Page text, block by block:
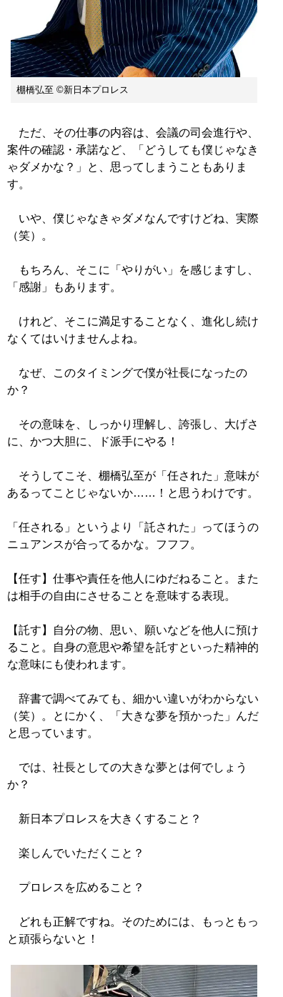
棚橋弘至 ©新日本プロレス
ただ、その仕事の内容は、会議の司会進行や、
案件の確認・承諾など、「どうしても僕じゃなき
ゃダメかな？」と、思ってしまうこともありま
す。
いや、僕じゃなきゃダメなんですけどね、実際
（笑）。
もちろん、そこに「やりがい」を感じますし、
「感謝」もあります。
けれど、そこに満足することなく、進化し続け
なくてはいけませんよね。
なぜ、このタイミングで僕が社長になったの
か？
その意味を、しっかり理解し、誇張し、大げさ
に、かつ大胆に、ド派手にやる！
そうしてこそ、棚橋弘至が「任された」意味が
あるってことじゃないか……！と思うわけです。
「任される」というより「託された」ってほうの
ニュアンスが合ってるかな。フフフ。
【任す】仕事や責任を他人にゆだねること。また
は相手の自由にさせることを意味する表現。
【託す】自分の物、思い、願いなどを他人に預け
ること。自身の意思や希望を託すといった精神的
な意味にも使われます。
辞書で調べてみても、細かい違いがわからない
（笑）。とにかく、「大きな夢を預かった」んだ
と思っています。
では、社長としての大きな夢とは何でしょう
か？
新日本プロレスを大きくすること？
楽しんでいただくこと？
プロレスを広めること？
どれも正解ですね。そのためには、もっともっ
と頑張らないと！